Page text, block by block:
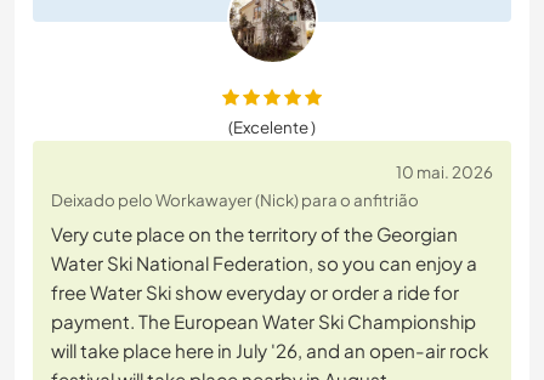
(Excelente )
10 mai. 2026
Deixado pelo Workawayer (Nick) para o anfitrião
Very cute place on the territory of the Georgian
Water Ski National Federation, so you can enjoy a
free Water Ski show everyday or order a ride for
payment. The European Water Ski Championship
will take place here in July '26, and an open-air rock